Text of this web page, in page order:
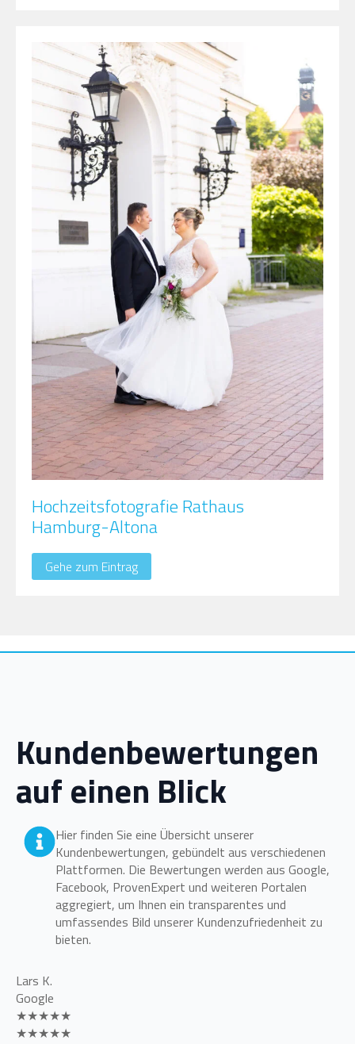
Hochzeitsfotografie Rathaus
Hamburg-Altona
Gehe zum Eintrag
Kundenbewertungen
auf einen Blick
Hier finden Sie eine Übersicht unserer
Kundenbewertungen, gebündelt aus verschiedenen
Plattformen. Die Bewertungen werden aus Google,
Facebook, ProvenExpert und weiteren Portalen
aggregiert, um Ihnen ein transparentes und
umfassendes Bild unserer Kundenzufriedenheit zu
bieten.
Lars K.
Google
★★★★★
★★★★★